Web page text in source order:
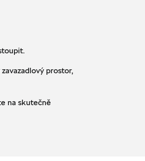
prostor,
na skutečně